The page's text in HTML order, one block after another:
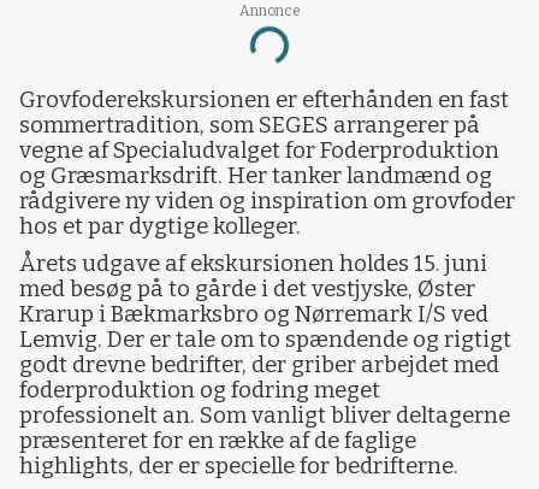
Annonce
Loading...
Grovfoderekskursionen er efterhånden en fast
sommertradition, som SEGES arrangerer på
vegne af Specialudvalget for Foderproduktion
og Græsmarksdrift. Her tanker landmænd og
rådgivere ny viden og inspiration om grovfoder
hos et par dygtige kolleger.
Årets udgave af ekskursionen holdes 15. juni
med besøg på to gårde i det vestjyske, Øster
Krarup i Bækmarksbro og Nørremark I/S ved
Lemvig. Der er tale om to spændende og rigtigt
godt drevne bedrifter, der griber arbejdet med
foderproduktion og fodring meget
professionelt an. Som vanligt bliver deltagerne
præsenteret for en række af de faglige
highlights, der er specielle for bedrifterne.